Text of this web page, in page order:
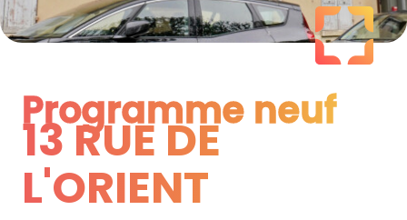
Programme neuf
Programme neuf
13 RUE DE
L'ORIENT